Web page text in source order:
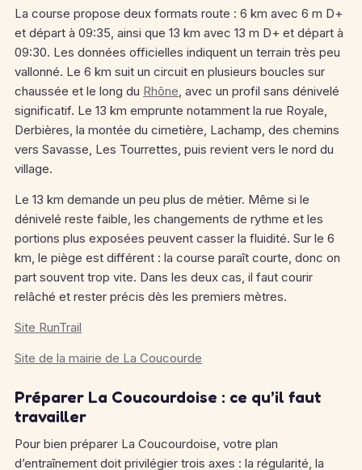
La course propose deux formats route : 6 km avec 6 m D+
et départ à 09:35, ainsi que 13 km avec 13 m D+ et départ à
09:30. Les données officielles indiquent un terrain très peu
vallonné. Le 6 km suit un circuit en plusieurs boucles sur
chaussée et le long du Rhône, avec un profil sans dénivelé
significatif. Le 13 km emprunte notamment la rue Royale,
Derbières, la montée du cimetière, Lachamp, des chemins
vers Savasse, Les Tourrettes, puis revient vers le nord du
village.
Le 13 km demande un peu plus de métier. Même si le
dénivelé reste faible, les changements de rythme et les
portions plus exposées peuvent casser la fluidité. Sur le 6
km, le piège est différent : la course paraît courte, donc on
part souvent trop vite. Dans les deux cas, il faut courir
relâché et rester précis dès les premiers mètres.
Site RunTrail
Site de la mairie de La Coucourde
Préparer La Coucourdoise : ce qu’il faut
travailler
Pour bien préparer La Coucourdoise, votre plan
d’entraînement doit privilégier trois axes : la régularité, la